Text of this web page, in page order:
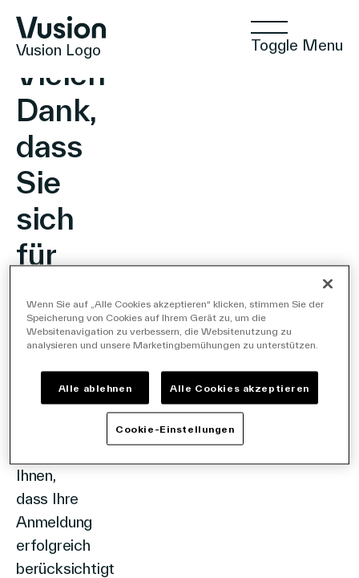
Vusion Logo Toggle Menu
Technologien
Lösungen
Vielen
Dank,
dass
Sie
sich
für
unseren
Newsletter
angemeldet
haben!
Ihnen,
dass Ihre
Anmeldung
erfolgreich
berücksichtigt
Wenn Sie auf „Alle Cookies akzeptieren“ klicken, stimmen Sie der
Speicherung von Cookies auf Ihrem Gerät zu, um die
Websitenavigation zu verbessern, die Websitenutzung zu
analysieren und unsere Marketingbemühungen zu unterstützen.
Alle ablehnen Alle Cookies akzeptieren
Cookie-Einstellungen